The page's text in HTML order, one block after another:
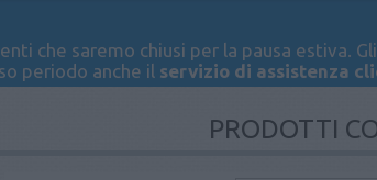
che saremo chiusi per la pausa estiva.
periodo anche il servizio di assistenza
PRODOTTI